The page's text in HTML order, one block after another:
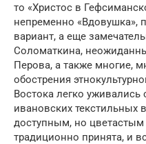
то «Христос в
непременно «Вдовушка»,
вариант, а еще
Соломаткина,
Перова, а также многие,
обострения
Востока легко
ивановских
доступным, но цветастым
традиционно принята, и